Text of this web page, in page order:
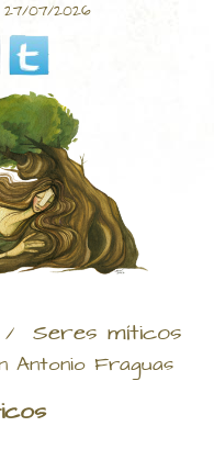
27/07/2026
/ Seres míticos
Antonio Fraguas